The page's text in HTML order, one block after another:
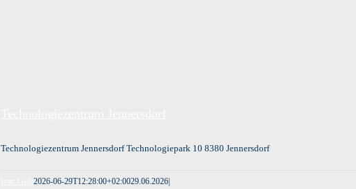
Technologiezentrum Jennersdorf Technologiepark 10 8380 Jennersdorf
Ivan Gula2026-06-29T12:28:00+02:0029.06.2026